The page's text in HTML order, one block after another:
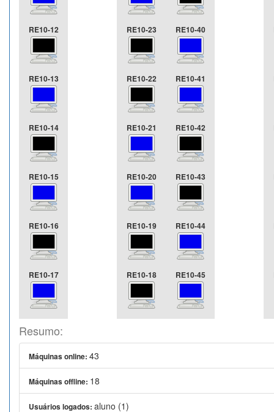
RE10-12 RE10-23 RE10-40
RE10-13 RE10-22 RE10-41
RE10-14 RE10-21 RE10-42
RE10-15 RE10-20 RE10-43
RE10-16 RE10-19 RE10-44
RE10-17 RE10-18 RE10-45
Resumo:
Máquinas online: 43
Máquinas offline: 18
Usuários logados: aluno (1)